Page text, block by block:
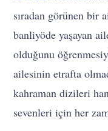
sıradan görünen bir
banliyöde yaşayan
olduğunu
ailesinin etrafta
kahraman dizileri
sevenleri için her